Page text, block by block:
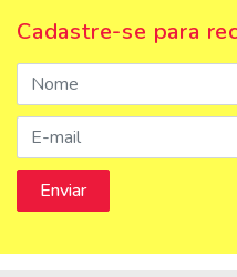
Cadastre-se para